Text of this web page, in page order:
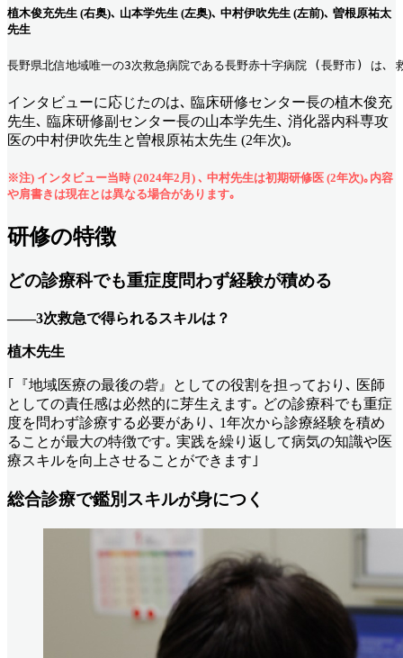
植木俊充先生 (右奥)､ 山本学先生 (左奥)､ 中村伊吹先生 (左前)､ 曽根原祐太
先生
長野県北信地域唯一の3次救急病院である長野赤十字病院 (長野市) は､
インタビューに応じたのは､ 臨床研修センター長の植木俊充
先生､ 臨床研修副センター長の山本学先生､ 消化器内科専攻
医の中村伊吹先生と曽根原祐太先生 (2年次)｡
※注) インタビュー当時 (2024年2月) ､ 中村先生は初期研修医 (2年次)｡内容
や肩書きは現在とは異なる場合があります｡
研修の特徴
どの診療科でも重症度問わず経験が積める
――3次救急で得られるスキルは？
植木先生
｢『地域医療の最後の砦』としての役割を担っており､ 医師
としての責任感は必然的に芽生えます｡ どの診療科でも重症
度を問わず診療する必要があり､ 1年次から診療経験を積め
ることが最大の特徴です｡ 実践を繰り返して病気の知識や医
療スキルを向上させることができます｣
総合診療で鑑別スキルが身につく